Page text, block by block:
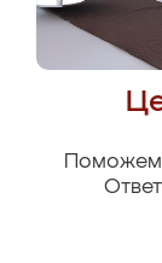
Поможем